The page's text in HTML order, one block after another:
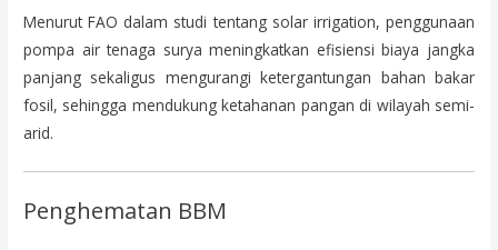
Menurut FAO dalam studi tentang solar irrigation, penggunaan
pompa air tenaga surya meningkatkan efisiensi biaya jangka
panjang sekaligus mengurangi ketergantungan bahan bakar
fosil, sehingga mendukung ketahanan pangan di wilayah semi-
arid.
Penghematan BBM